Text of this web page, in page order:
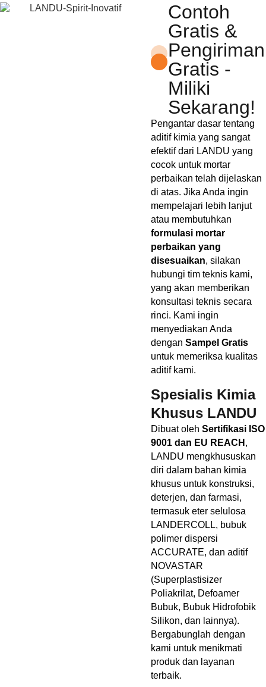
Contoh
Gratis &
Pengiriman
Gratis -
Miliki
Sekarang!
Pengantar dasar tentang
aditif kimia yang sangat
efektif dari LANDU yang
cocok untuk mortar
perbaikan telah dijelaskan
di atas. Jika Anda ingin
mempelajari lebih lanjut
atau membutuhkan
formulasi mortar
perbaikan yang
disesuaikan, silakan
hubungi tim teknis kami,
yang akan memberikan
konsultasi teknis secara
rinci. Kami ingin
menyediakan Anda
dengan Sampel Gratis
untuk memeriksa kualitas
aditif kami.
Spesialis Kimia
Khusus LANDU
Dibuat oleh Sertifikasi ISO
9001 dan EU REACH ,
LANDU mengkhususkan
diri dalam bahan kimia
khusus untuk konstruksi,
deterjen, dan farmasi,
termasuk eter selulosa
LANDERCOLL, bubuk
polimer dispersi
ACCURATE, dan aditif
NOVASTAR
(Superplastisizer
Poliakrilat, Defoamer
Bubuk, Bubuk Hidrofobik
Silikon, dan lainnya).
Bergabunglah dengan
kami untuk menikmati
produk dan layanan
terbaik.